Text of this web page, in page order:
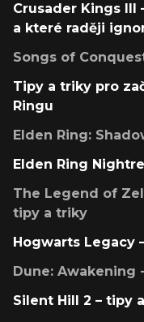
Crusader Kings III
a které raději
Songs of
Tipy a triky pro
Ringu
Elden Ring:
Elden Ring
The Legend of
tipy a triky
Hogwarts Legacy
Dune: Awakening
Silent Hill 2 – tipy